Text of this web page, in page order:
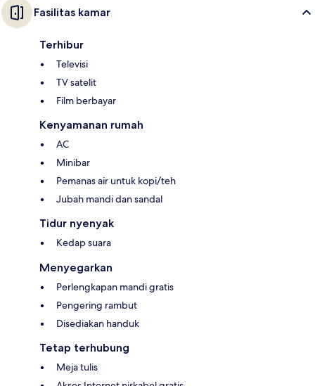
Fasilitas kamar
Terhibur
Televisi
TV satelit
Film berbayar
Kenyamanan rumah
AC
Minibar
Pemanas air untuk kopi/teh
Jubah mandi dan sandal
Tidur nyenyak
Kedap suara
Menyegarkan
Perlengkapan mandi gratis
Pengering rambut
Disediakan handuk
Tetap terhubung
Meja tulis